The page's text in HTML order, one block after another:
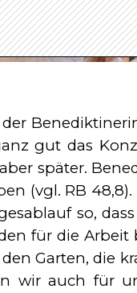
gut das
später.
(vgl. RB
so,
für die
Garten, die
wir auch für